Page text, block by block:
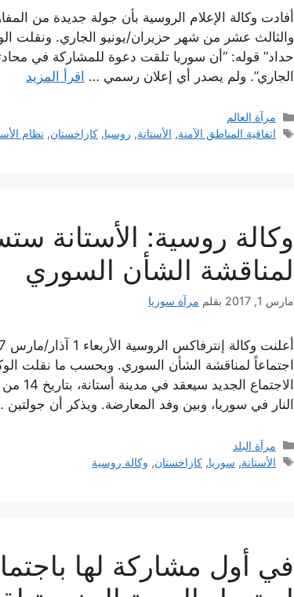
أفادت وكالة الإعلام الروسية بأن جولة جديدة من
والثالث عشر من شهر حزيران/يونيو الجاري. ونقلت
الجاري”. ولم يصدر أي إعلان رسمي … اقرأ المزيد
التصنيفات
مرآة العالم
الوسوم
اتفاقية المناطق الآمنة, الأستانة, روسيا,كازاخستان, نظام
وكالة روسية: الأستانة
لمناقشة الشأن السوري
مارس 1, 2017 بقلم مرآة سوريا
اجتماعاً لمناقشة الشأن السوري. وبحسب ما نقلت
النار في سوريا، وبين وفد المعارضة. ويذكر أن جولتين
التصنيفات
مرآة البلد
الوسوم
الأستانة, سوريا,كازاخستان, وكالة روسية
في أول مشاركة لها